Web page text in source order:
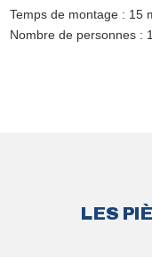
Temps de montage : 15
Nombre de personnes : 1
LES